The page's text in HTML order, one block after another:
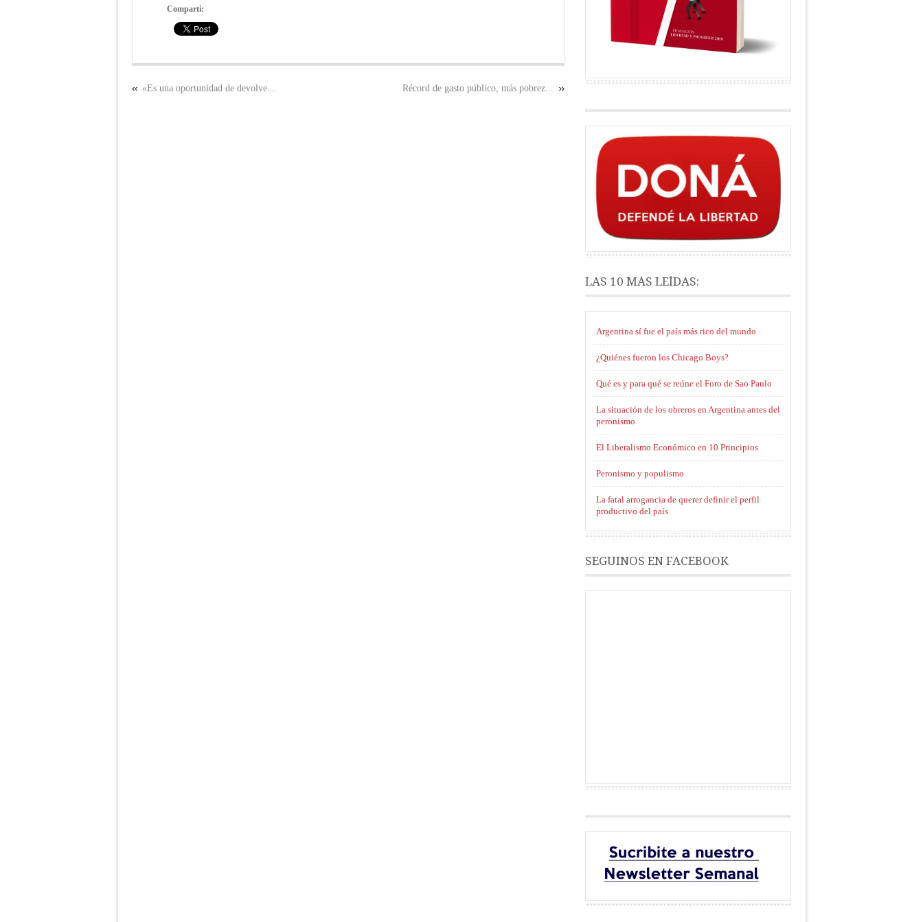
Compartí:
Récord de gasto público, más pobrez...
«Es una oportunidad de devolve...
LAS 10 MÁS LEÍDAS:
Argentina sí fue el país más rico del mundo
¿Quiénes fueron los Chicago Boys?
Qué es y para qué se reúne el Foro de Sao Paulo
La situación de los obreros en Argentina antes del
peronismo
El Liberalismo Económico en 10 Principios
Peronismo y populismo
La fatal arrogancia de querer definir el perfil
productivo del país
SEGUINOS EN FACEBOOK